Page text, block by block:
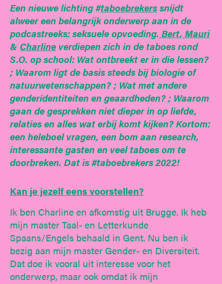
Een nieuwe lichting #taboebrekerssnijdt
alweer een belangrijk onderwerp aan in de
podcastreeks: seksuele opvoeding. Bert, Mauri
& Charline verdiepen zich in de taboes rond
S.O. op school: Wat ontbreekt er in die lessen?
; Waarom ligt de basis steeds bij biologie of
natuurwetenschappen? ; Wat met andere
genderidentiteiten en geaardheden? ; Waarom
gaan de gesprekken niet dieper in op liefde,
relaties en alles wat erbij komt kijken? Kortom:
een heleboel vragen, een bom aan research,
interessante gasten en veel taboes om te
doorbreken. Dat is #taboebrekers 2022!
Kan je jezelf eens voorstellen?
Ik ben Charline en afkomstig uit Brugge. Ik heb
mijn master Taal- en Letterkunde
Spaans/Engels behaald in Gent. Nu ben ik
bezig aan mijn master Gender- en Diversiteit.
Dat doe ik vooral uit interesse voor het
onderwerp, maar ook omdat ik mijn